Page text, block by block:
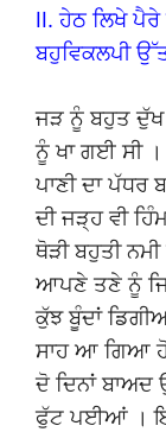
II. ਹੇਠ ਲਿਖੇ
ਬਹੁਵਿਕਲਪੀ
ਜੜ ਨੂੰ ਬਹੁਤ
ਨੂੰ ਖਾ ਗਈ ਸੀ ।
ਪਾਣੀ ਦਾ ਪੱਧਰ
ਦੀ ਜੜ੍ਹ ਵੀ
ਥੋੜੀ ਬਹੁਤੀ
ਆਪਣੇ ਤਣੇ ਨੂੰ
ਕੁੱਝ ਬੂੰਦਾਂ
ਸਾਹ ਆ ਗਿਆ
ਦੋ ਦਿਨਾਂ
ਫੁੱਟ ਪਈਆਂ ।